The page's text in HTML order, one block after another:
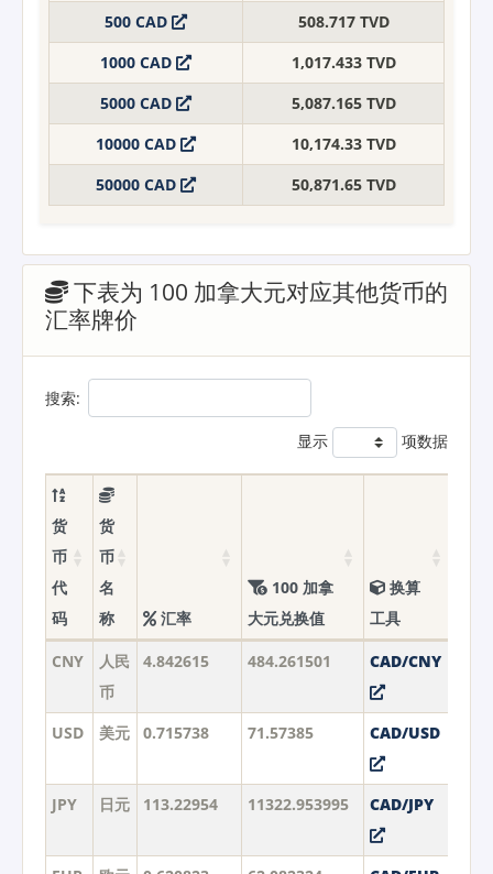
500 CAD
508.717 TVD
1000 CAD
1,017.433 TVD
5000 CAD
5,087.165 TVD
10000 CAD
10,174.33 TVD
50000 CAD
50,871.65 TVD
下表为 100 加拿大元对应其他货币的
汇率牌价
搜索:
显示 项数据
货
币
代
码
货
币
名
称
汇率
100 加拿
大元兑换值
换算
工具
CNY
人民
币
4.842615 484.261501 CAD/CNY
USD 美元 0.715738 71.57385 CAD/USD
JPY 日元 113.22954 11322.953995 CAD/JPY